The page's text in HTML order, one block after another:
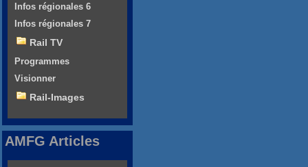
Infos régionales 6
Infos régionales 7
Rail TV
Programmes
Visionner
Rail-Images
AMFG Articles